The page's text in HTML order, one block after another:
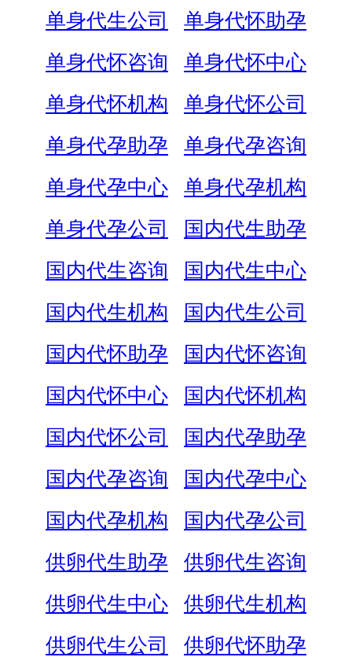
单身代生公司
单身代怀助孕
单身代怀咨询
单身代怀中心
单身代怀机构
单身代怀公司
单身代孕助孕
单身代孕咨询
单身代孕中心
单身代孕机构
单身代孕公司
国内代生助孕
国内代生咨询
国内代生中心
国内代生机构
国内代生公司
国内代怀助孕
国内代怀咨询
国内代怀中心
国内代怀机构
国内代怀公司
国内代孕助孕
国内代孕咨询
国内代孕中心
国内代孕机构
国内代孕公司
供卵代生助孕
供卵代生咨询
供卵代生中心
供卵代生机构
供卵代生公司
供卵代怀助孕